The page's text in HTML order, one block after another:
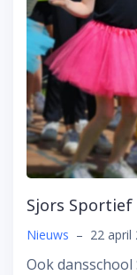
Sjors Sportief
Nieuws – 22 april
Ook